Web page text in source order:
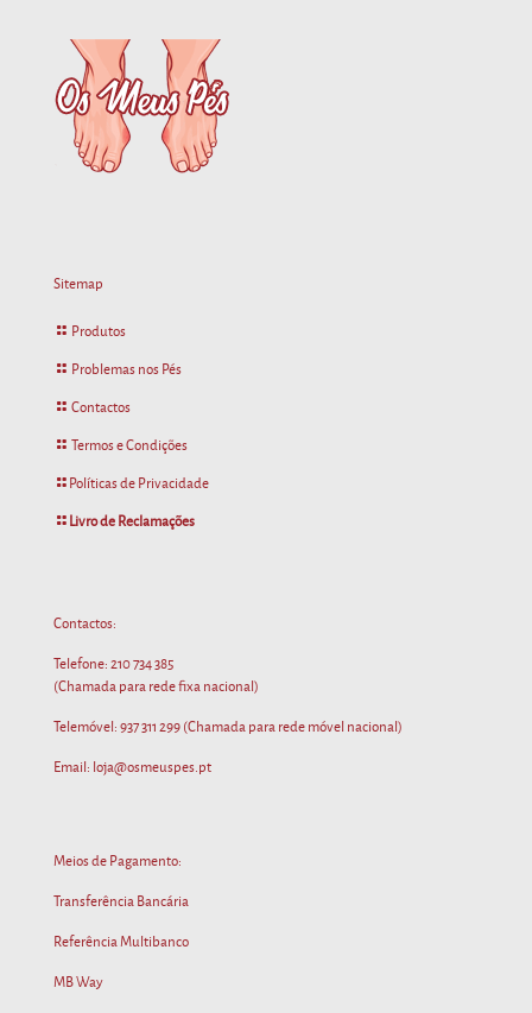
Sitemap
Produtos
Problemas nos Pés
Contactos
Termos e Condições
Políticas de Privacidade
Livro de Reclamações
Contactos:
Telefone: 210 734 385
(Chamada para rede fixa nacional)
Telemóvel: 937 311 299 (Chamada para rede móvel nacional)
Email: loja@osmeuspes.pt
Meios de Pagamento:
Transferência Bancária
Referência Multibanco
MB Way